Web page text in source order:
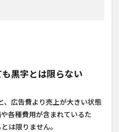
黒字とは限らない
、広告費より売上が大きい状態
各種費用が含まれているた
は限りません。